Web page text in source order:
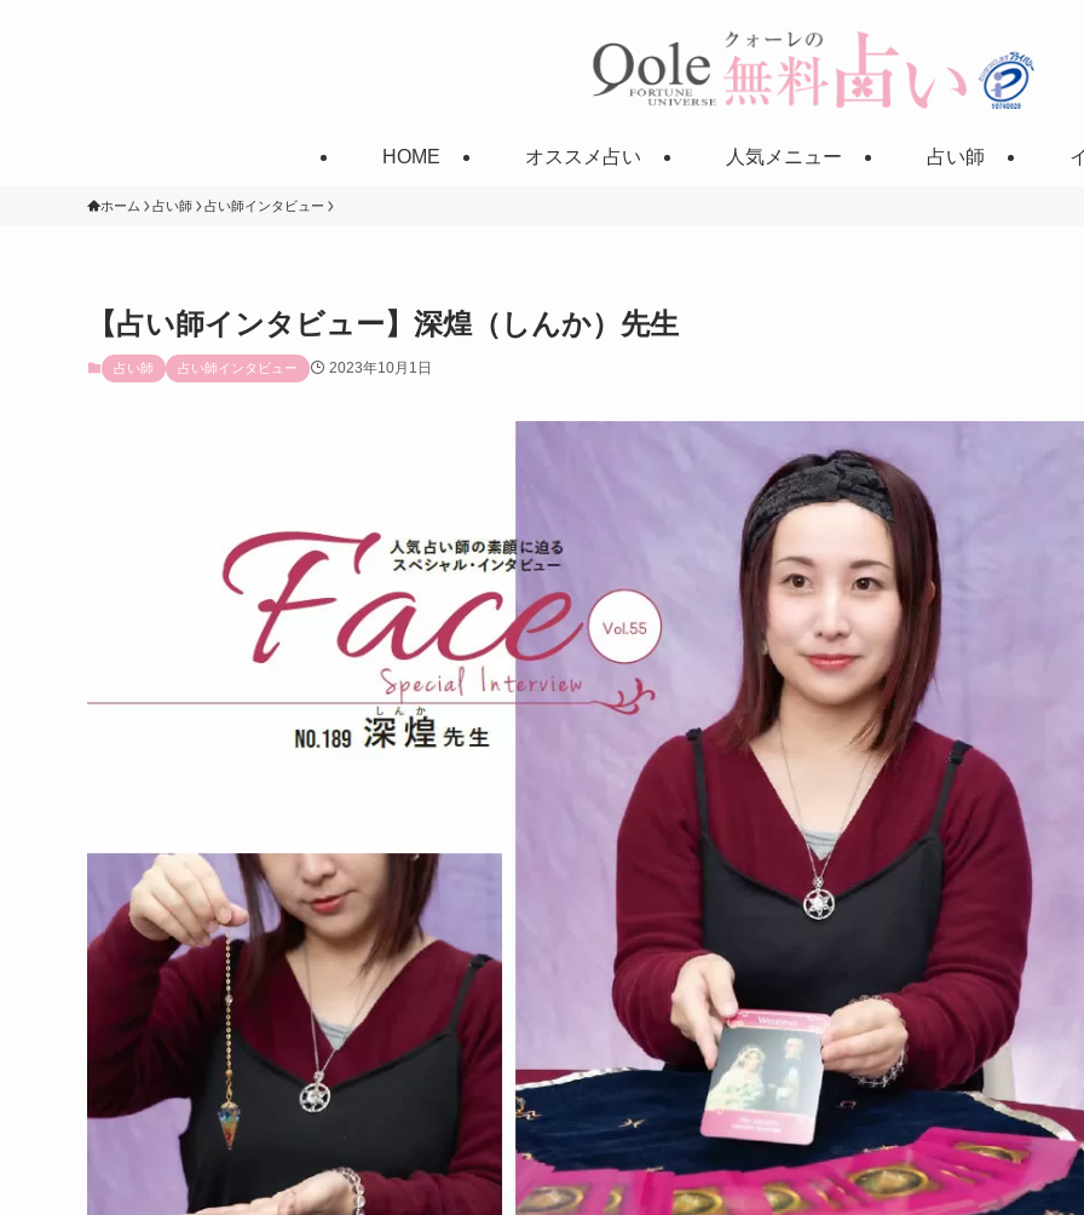
HOME オススメ占い 人気メニュー 占い師
ホーム 占い師 占い師インタビュー
【占い師インタビュー】深煌（しんか）先生
占い師 占い師インタビュー 2023年10月1日